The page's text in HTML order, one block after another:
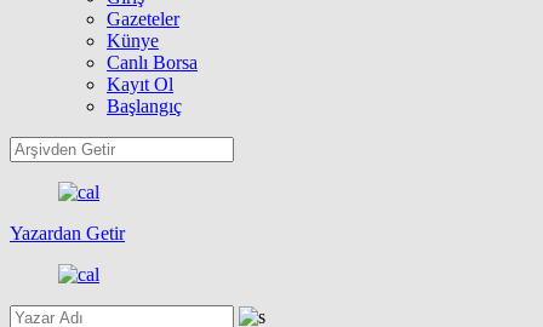
Gazeteler
Künye
Canlı Borsa
Kayıt Ol
Başlangıç
Yazardan Getir